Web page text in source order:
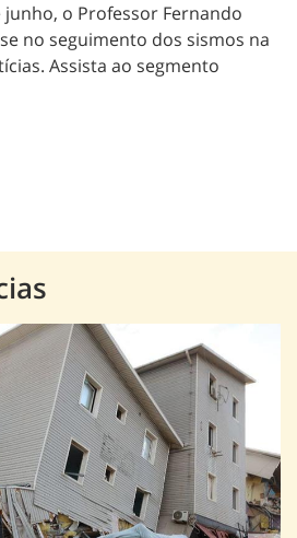
junho, o Professor Fernando
no seguimento dos sismos na
Assista ao segmento